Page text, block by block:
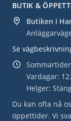
BUTIK &
Butiken i
Se
Vardagar:
Helger:
Du kan ofta nå
öppettider. Vi